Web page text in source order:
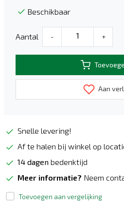
Beschikbaar
Aantal - +
Aan
Snelle levering!
Af te halen bij winkel op
14 dagen bedenktijd
Meer informatie? Neem
Toevoegen aan vergelijking